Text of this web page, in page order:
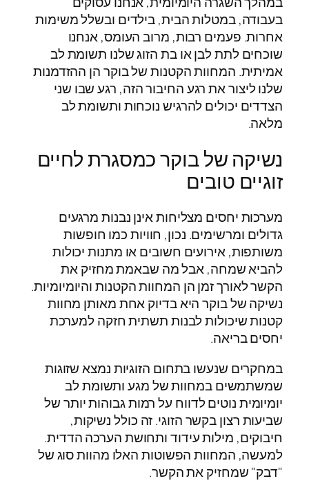
בעבודה, במטלות הבית, בילדים ובשלל משימות
אחרות. פעמים רבות, מרוב העומס, אנחנו
שוכחים לתת לבן או בת הזוג שלנו תשומת לב
אמיתית. המחוות הקטנות של בוקר הן ההזדמנות
שלנו ליצור את רגע החיבור הזה, רגע שבו שני
הצדדים יכולים להרגיש נוכחות ותשומת לב
מלאה.
נשיקה של בוקר כמסגרת לחיים
זוגיים טובים
מערכות יחסים מצליחות אינן נבנות מרגעים
גדולים ומרשימים. נכון, חוויות כמו חופשות
משותפות, אירועים חשובים או מתנות יכולות
להביא שמחה, אבל מה שבאמת מחזיק את
הקשר לאורך זמן הן המחוות הקטנות והיומיומיות.
נשיקה של בוקר היא בדיוק אחת מאותן מחוות
קטנות שיכולות לבנות תשתית חזקה למערכת
יחסים בריאה.
במחקרים שנעשו בתחום הזוגיות נמצא שזוגות
שמשתמשים במחוות של מגע ותשומת לב
יומיומית נוטים לדווח על רמות גבוהות יותר של
שביעות רצון בקשר הזוגי. זה כולל נשיקות,
חיבוקים, מילות עידוד ותחושת הערכה הדדית.
למעשה, המחוות הפשוטות האלו מהוות סוג של
"דבק" שמחזיק את הקשר.